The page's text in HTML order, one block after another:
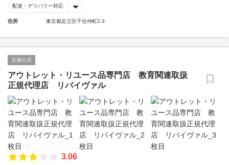
配達・デリバリー対応
住所 東京都足立区千住仲町2-3
店舗公式
アウトレット・リユース品専門店 教育関連取扱
正規代理店 リバイヴァル
3.06